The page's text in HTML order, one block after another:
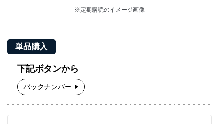
※定期購読のイメージ画像
単品購入
下記ボタンから
バックナンバー